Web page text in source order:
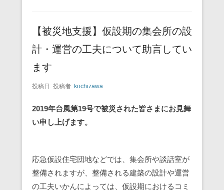
【被災地支援】仮設期の集会所の設
計・運営の工夫について助言してい
ます
投稿日: 投稿者: kochizawa
2019年台風第19号で被災された皆さまにお見舞
い申し上げます。
応急仮設住宅団地などでは、集会所や談話室が
整備されますが、整備される建築の設計や運営
の工夫いかんによっては、仮設期におけるコミ